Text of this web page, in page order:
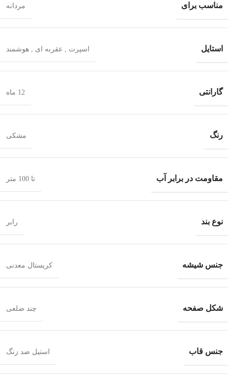
مناسب برای مردانه
استایل اسپرت عقربه ای هوشمند
گارانتی 12 ماه
رنگ مشکی
مقاومت در برابر آب تا 100 متر
نوع بند رابر
جنس شیشه کریستال معدنی
شکل صفحه چند ضلعی
جنس قاب استیل ضد زنگ